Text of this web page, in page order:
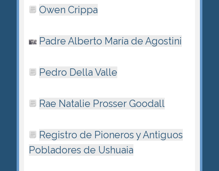
Owen Crippa
Padre Alberto María de Agostini
Pedro Della Valle
Rae Natalie Prosser Goodall
Registro de Pioneros y Antiguos
Pobladores de Ushuaia